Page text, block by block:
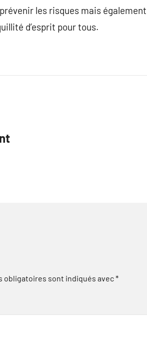
les risques mais
d’esprit pour tous.
obligatoires sont indiqués avec*